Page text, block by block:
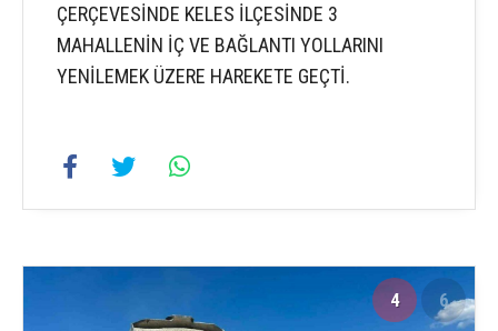
ÇERÇEVESİNDE KELES İLÇESİNDE 3
MAHALLENİN İÇ VE BAĞLANTI YOLLARINI
YENİLEMEK ÜZERE HAREKETE GEÇTİ.
4 6